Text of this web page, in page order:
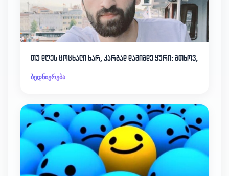
თუ დღეს ცოცხალი ხარ, კარგად დამიგდე ყური: გთხოვ,
ბედნიერება